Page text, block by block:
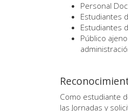
Personal
Estudiantes
Estudiantes
Público
Como estudiante
las Jornadas y